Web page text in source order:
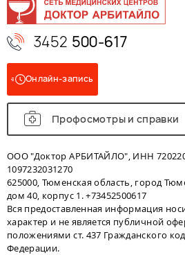
3452 500-617
Онлайн-запись
Профосмотры и справки
ООО "Доктор АРБИТАЙЛО", ИНН
1097232031270
625000, Тюменская область, город
дом 40, корпус 1. +73452500617
Вся предоставленная информация
характер и не является публичной
положениями ст. 437 Гражданского
Федерации.